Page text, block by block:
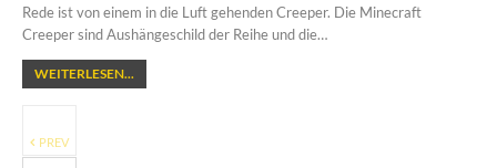
Rede ist von einem in die Luft gehenden Creeper. Die Minecraft
Creeper sind Aushängeschild der Reihe und die…
WEITERLESEN...
PREV